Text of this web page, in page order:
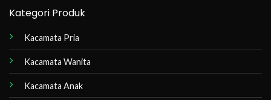
Kategori Produk
Kacamata Pria
Kacamata Wanita
Kacamata Anak